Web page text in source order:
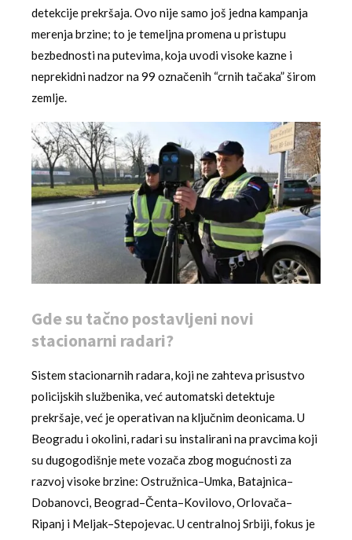
detekcije prekršaja. Ovo nije samo još jedna kampanja
merenja brzine; to je temeljna promena u pristupu
bezbednosti na putevima, koja uvodi visoke kazne i
neprekidni nadzor na 99 označenih “crnih tačaka” širom
zemlje.
Gde su tačno postavljeni novi
stacionarni radari?
Sistem stacionarnih radara, koji ne zahteva prisustvo
policijskih službenika, već automatski detektuje
prekršaje, već je operativan na ključnim deonicama. U
Beogradu i okolini, radari su instalirani na pravcima koji
su dugogodišnje mete vozača zbog mogućnosti za
razvoj visoke brzine: Ostružnica–Umka, Batajnica–
Dobanovci, Beograd–Čenta–Kovilovo, Orlovača–
Ripanj i Meljak–Stepojevac. U centralnoj Srbiji, fokus je